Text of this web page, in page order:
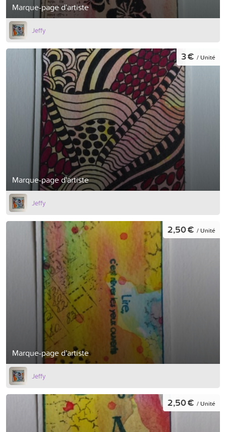
Marque-page d'artiste
Jeffy
Marque-page d'artiste
3 € / Unité
Jeffy
Marque-page d'artiste
2,50 € / Unité
Jeffy
2,50 € / Unité